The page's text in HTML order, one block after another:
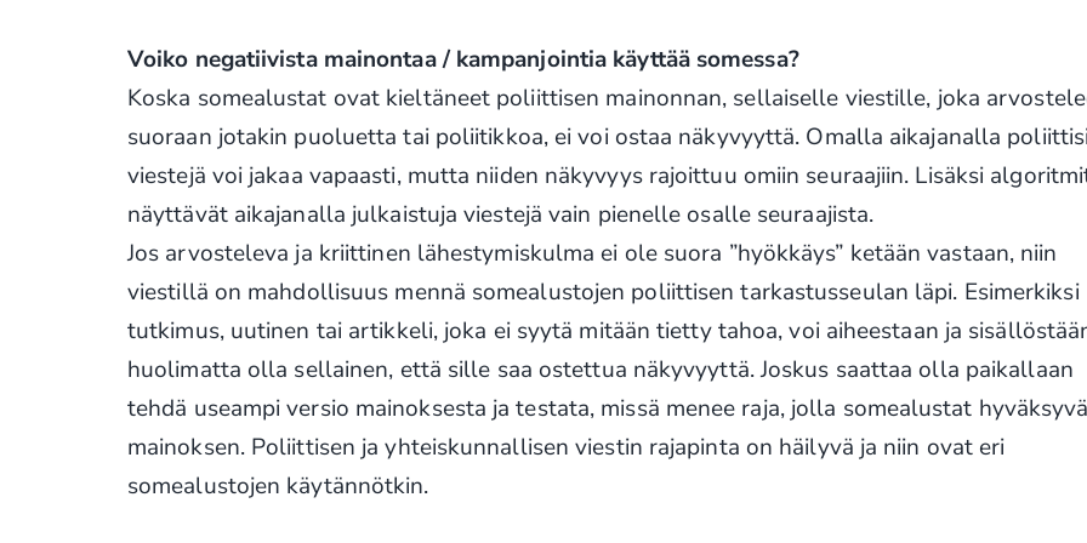
Voiko negatiivista mainontaa / kampanjointia käyttää somessa?
Koska somealustat ovat kieltäneet poliittisen mainonnan, sellaiselle viestille, joka
suoraan jotakin puoluetta tai poliitikkoa, ei voi ostaa näkyvyyttä. Omalla aikajanalla
viestejä voi jakaa vapaasti, mutta niiden näkyvyys rajoittuu omiin seuraajiin. Lisäksi
näyttävät aikajanalla julkaistuja viestejä vain pienelle osalle seuraajista.
Jos arvosteleva ja kriittinen lähestymiskulma ei ole suora ”hyökkäys” ketään vastaan, niin
viestillä on mahdollisuus mennä somealustojen poliittisen tarkastusseulan läpi. Esimerkiksi
tutkimus, uutinen tai artikkeli, joka ei syytä mitään tietty tahoa, voi aiheestaan ja
huolimatta olla sellainen, että sille saa ostettua näkyvyyttä. Joskus saattaa olla paikallaan
tehdä useampi versio mainoksesta ja testata, missä menee raja, jolla somealustat
mainoksen. Poliittisen ja yhteiskunnallisen viestin rajapinta on häilyvä ja niin ovat eri
somealustojen käytännötkin.